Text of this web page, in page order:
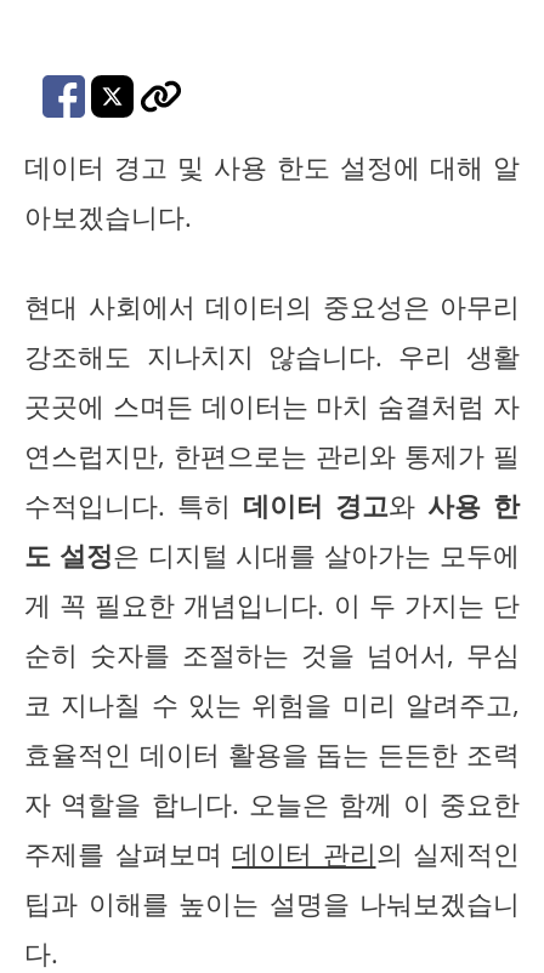
데이터 경고 및 사용 한도 설정에 대해 알
아보겠습니다.
현대 사회에서 데이터의 중요성은 아무리
강조해도 지나치지 않습니다. 우리 생활
곳곳에 스며든 데이터는 마치 숨결처럼 자
연스럽지만, 한편으로는 관리와 통제가 필
수적입니다. 특히 데이터 경고와 사용 한
도 설정은 디지털 시대를 살아가는 모두에
게 꼭 필요한 개념입니다. 이 두 가지는 단
순히 숫자를 조절하는 것을 넘어서, 무심
코 지나칠 수 있는 위험을 미리 알려주고,
효율적인 데이터 활용을 돕는 든든한 조력
자 역할을 합니다. 오늘은 함께 이 중요한
주제를 살펴보며 데이터 관리의 실제적인
팁과 이해를 높이는 설명을 나눠보겠습니
다.